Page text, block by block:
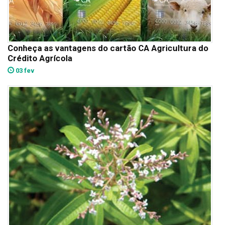
Conheça as vantagens do cartão CA Agricultura do
Crédito Agrícola
03 fev